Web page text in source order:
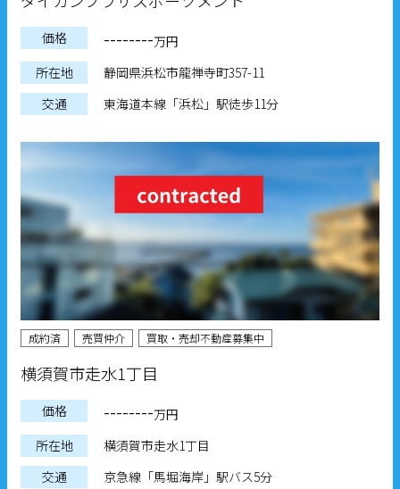
価格 --------万円
所在地
静岡県浜松市龍禅寺町357-11
交通
東海道本線「浜松」駅徒歩11分
成約済 売買仲介 買取・売却不動産募集中
横須賀市走水1丁目
価格 --------万円
所在地
横須賀市走水1丁目
交通
京急線「馬堀海岸」駅バス5分